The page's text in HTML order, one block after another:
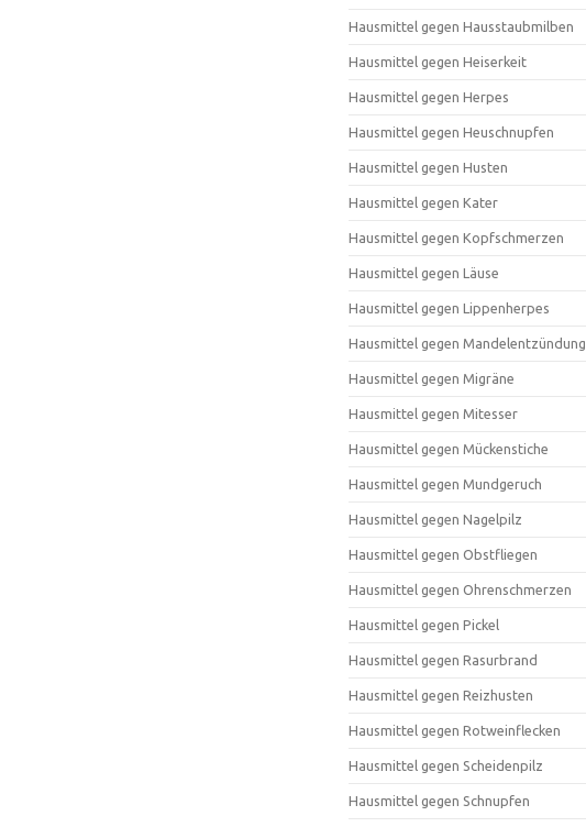
Hausmittel gegen Hausstaubmilben
Hausmittel gegen Heiserkeit
Hausmittel gegen Herpes
Hausmittel gegen Heuschnupfen
Hausmittel gegen Husten
Hausmittel gegen Kater
Hausmittel gegen Kopfschmerzen
Hausmittel gegen Läuse
Hausmittel gegen Lippenherpes
Hausmittel gegen Mandelentzündung
Hausmittel gegen Migräne
Hausmittel gegen Mitesser
Hausmittel gegen Mückenstiche
Hausmittel gegen Mundgeruch
Hausmittel gegen Nagelpilz
Hausmittel gegen Obstfliegen
Hausmittel gegen Ohrenschmerzen
Hausmittel gegen Pickel
Hausmittel gegen Rasurbrand
Hausmittel gegen Reizhusten
Hausmittel gegen Rotweinflecken
Hausmittel gegen Scheidenpilz
Hausmittel gegen Schnupfen